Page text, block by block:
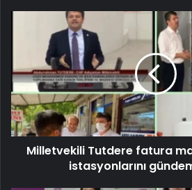
Milletvekili Tutdere fatura
istasyonlarını